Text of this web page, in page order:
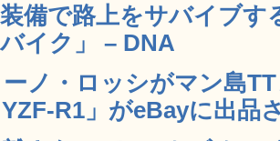
備で路上をサバイブす
バイク」 – DNA
ノ・ロッシがマン島
YZF-R1」がeBayに出品